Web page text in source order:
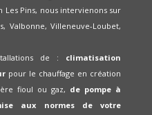
Les Pins, nous intervienons sur
Valbonne, Villeneuve-Loubet,
de : climatisation
pour le chauffage en création
fioul ou gaz, de pompe à
aux normes de votre